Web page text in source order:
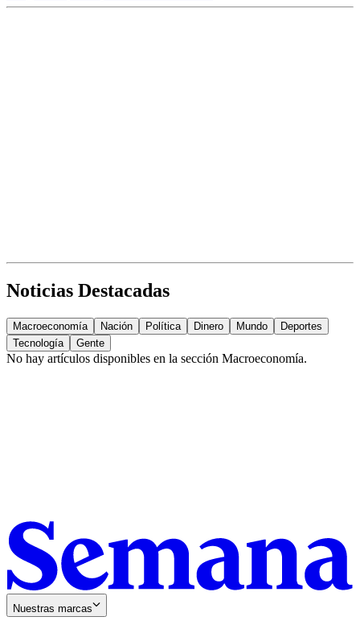
Noticias Destacadas
Macroeconomía Nación Política Dinero Mundo
Deportes
Tecnología
Gente
No hay artículos disponibles en la sección Macroeconomía.
Nuestras marcas